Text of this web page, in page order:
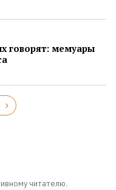
говорят: мемуары
читателю.